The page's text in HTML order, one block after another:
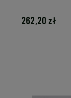
262,20 zł